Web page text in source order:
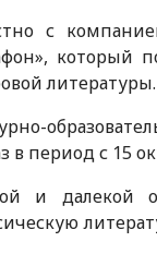
с
который
литературы.
период с 15
и далекой